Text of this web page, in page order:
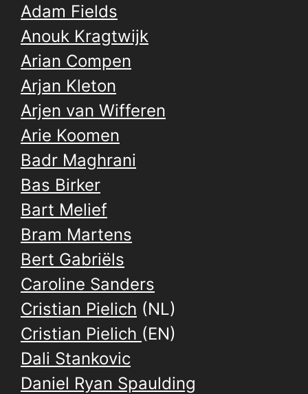
Adam Fields
Anouk Kragtwijk
Arian Compen
Arjan Kleton
Arjen van Wifferen
Arie Koomen
Badr Maghrani
Bas Birker
Bart Melief
Bram Martens
Bert Gabriëls
Caroline Sanders
Cristian Pielich (NL)
Cristian Pielich (EN)
Dali Stankovic
Daniel Ryan Spaulding